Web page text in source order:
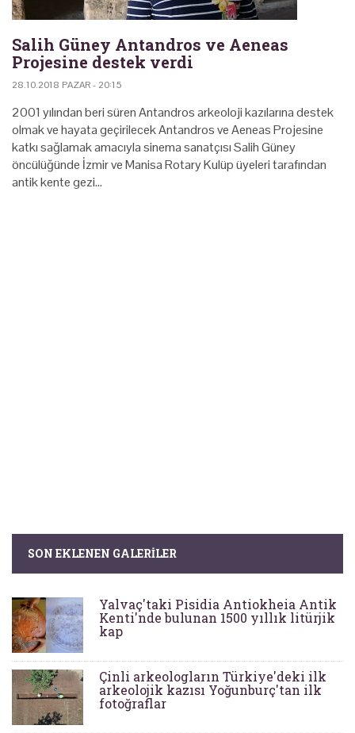
Salih Güney Antandros ve Aeneas
Projesine destek verdi
28.10.2018 PAZAR - 20:15
2001 yılından beri süren Antandros arkeoloji kazılarına destek
olmak ve hayata geçirilecek Antandros ve Aeneas Projesine
katkı sağlamak amacıyla sinema sanatçısı Salih Güney
öncülüğünde İzmir ve Manisa Rotary Kulüp üyeleri tarafından
antik kente gezi…
SON EKLENEN GALERILER
Yalvaç'taki Pisidia Antiokheia Antik
Kenti'nde bulunan 1500 yıllık litürjik
kap
Çinli arkeologların Türkiye'deki ilk
arkeolojik kazısı Yoğunburç'tan ilk
fotoğraflar